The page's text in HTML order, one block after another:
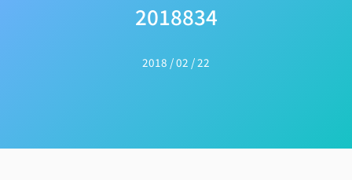
2018834
2018 / 02 / 22